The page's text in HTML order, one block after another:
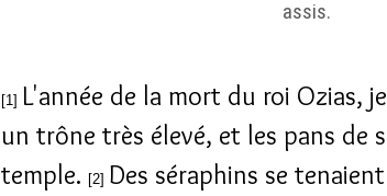
assis.
[1] L'année de la mort du roi Ozias,
un trône très élevé, et les pans de
temple. [2] Des séraphins se